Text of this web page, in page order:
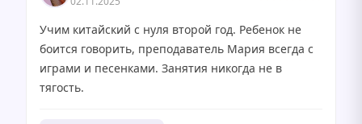
Учим китайский с нуля второй год. Ребенок не
боится говорить, преподаватель Мария всегда с
играми и песенками. Занятия никогда не в
тягость.